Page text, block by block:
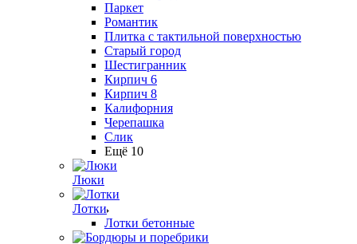
Паркет
Романтик
Плитка с тактильной поверхностью
Старый город
Шестигранник
Кирпич 6
Кирпич 8
Калифорния
Черепашка
Слик
Ещё 10
Люки
Лотки
Лотки бетонные